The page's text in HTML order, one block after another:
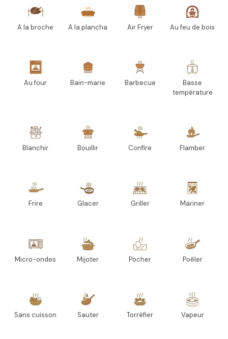
A la broche A la plancha Air Fryer Au feu de bois
Au four Bain-marie Barbecue
Basse
température
Blanchir Bouillir Confire Flamber
Frire Glacer Griller Mariner
Micro-ondes Mijoter Pocher Poêler
Sans cuisson Sauter Torréfier Vapeur